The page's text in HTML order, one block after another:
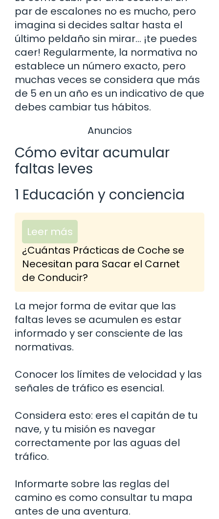
par de escalones no es mucho, pero
imagina si decides saltar hasta el
último peldaño sin mirar… ¡te puedes
caer! Regularmente, la normativa no
establece un número exacto, pero
muchas veces se considera que más
de 5 en un año es un indicativo de que
debes cambiar tus hábitos.
Anuncios
Cómo evitar acumular
faltas leves
1 Educación y conciencia
Leer más
¿Cuántas Prácticas de Coche se
Necesitan para Sacar el Carnet
de Conducir?
La mejor forma de evitar que las
faltas leves se acumulen es estar
informado y ser consciente de las
normativas.
Conocer los límites de velocidad y las
señales de tráfico es esencial.
Considera esto: eres el capitán de tu
nave, y tu misión es navegar
correctamente por las aguas del
tráfico.
Informarte sobre las reglas del
camino es como consultar tu mapa
antes de una aventura.